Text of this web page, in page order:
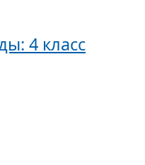
4 класс